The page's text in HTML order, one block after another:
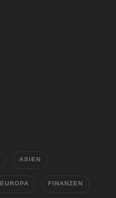
ASIEN
EUROPA FINANZEN